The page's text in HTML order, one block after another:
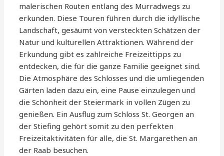
malerischen Routen entlang des Murradwegs zu
erkunden. Diese Touren führen durch die idyllische
Landschaft, gesäumt von versteckten Schätzen der
Natur und kulturellen Attraktionen. Während der
Erkundung gibt es zahlreiche Freizeittipps zu
entdecken, die für die ganze Familie geeignet sind.
Die Atmosphäre des Schlosses und die umliegenden
Gärten laden dazu ein, eine Pause einzulegen und
die Schönheit der Steiermark in vollen Zügen zu
genießen. Ein Ausflug zum Schloss St. Georgen an
der Stiefing gehört somit zu den perfekten
Freizeitaktivitäten für alle, die St. Margarethen an
der Raab besuchen.